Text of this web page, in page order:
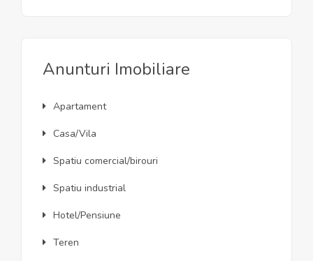
Anunturi Imobiliare
Apartament
Casa/Vila
Spatiu comercial/birouri
Spatiu industrial
Hotel/Pensiune
Teren